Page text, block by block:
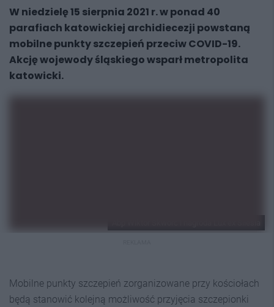
W niedzielę 15 sierpnia 2021 r. w ponad 40
parafiach katowickiej archidiecezji powstaną
mobilne punkty szczepień przeciw COVID-19.
Akcję wojewody śląskiego wsparł metropolita
katowicki.
Mobilne punkty szczepień zorganizowane przy kościołach
będą stanowić kolejną możliwość przyjęcia szczepionki